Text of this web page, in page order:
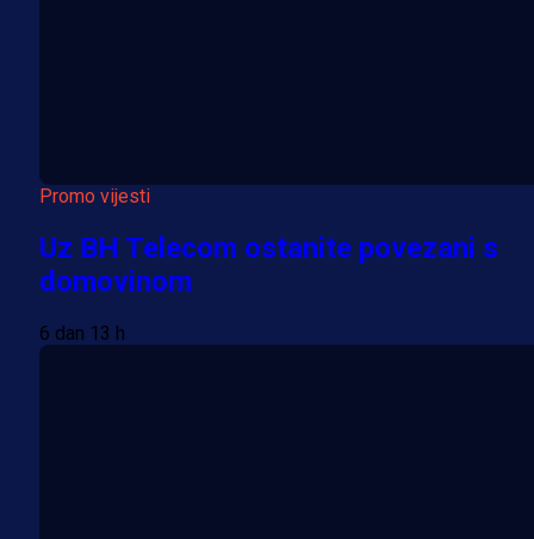
Promo vijesti
Uz BH Telecom ostanite povezani s
domovinom
6 dan 13 h